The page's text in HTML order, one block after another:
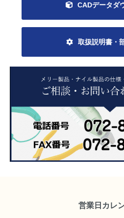
CADデータダ
取扱説明書・
営業日カレ